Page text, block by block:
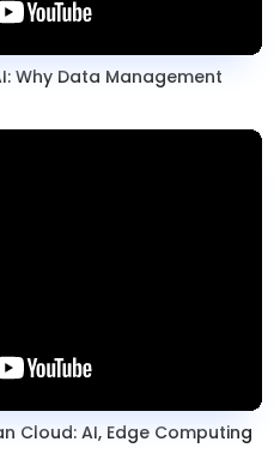
Why Data Management
Cloud: AI, Edge Computing